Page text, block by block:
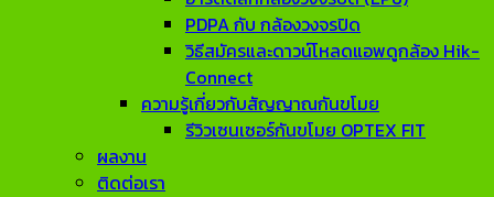
PDPA กับ กล้องวงจรปิด
วิธีสมัครและดาวน์โหลดแอพดูกล้อง Hik-
Connect
ความรู้เกี่ยวกับสัญญาณกันขโมย
รีวิวเซนเซอร์กันขโมย OPTEX FIT
ผลงาน
ติดต่อเรา